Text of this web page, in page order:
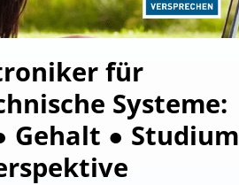
für
Systeme:
Gehalt ● Studium